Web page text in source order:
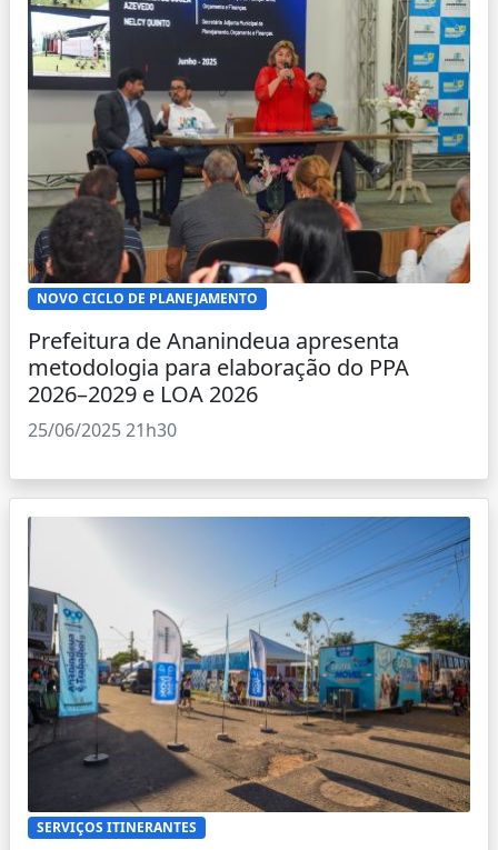
NOVO CICLO DE PLANEJAMENTO
Prefeitura de Ananindeua apresenta
metodologia para elaboração do PPA
2026–2029 e LOA 2026
25/06/2025 21h30
SERVIÇOS ITINERANTES